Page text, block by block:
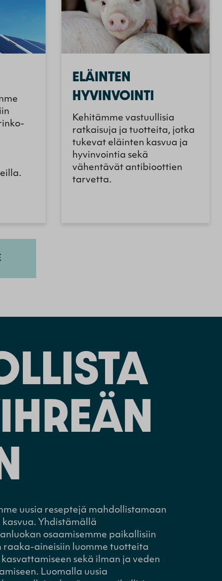
ELÄINTEN
HYVINVOINTI
Kehitämme vastuullisia
ratkaisuja ja tuotteita, jotka
tukevat eläinten kasvua ja
hyvinvointia sekä
vähentävät antibioottien
tarvetta.
uusia reseptejä mahdollistamaan
Yhdistämällä
osaamisemme paikallisiin
raaka-aineisiin luomme tuotteita
kasvattamiseen sekä ilman ja veden
Luomalla uusia